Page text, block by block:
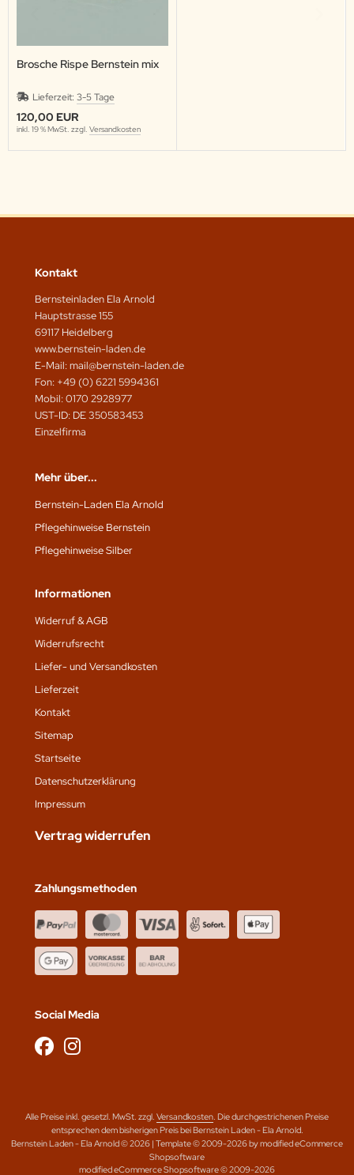
Brosche Rispe Bernstein mix
Lieferzeit: 3-5 Tage
120,00 EUR
inkl. 19 % MwSt. zzgl. Versandkosten
Kontakt
Bernsteinladen Ela Arnold
Hauptstrasse 155
69117 Heidelberg
www.bernstein-laden.de
E-Mail: mail@bernstein-laden.de
Fon: +49 (0) 6221 5994361
Mobil: 0170 2928977
UST-ID: DE 350583453
Einzelfirma
Mehr über...
Bernstein-Laden Ela Arnold
Pflegehinweise Bernstein
Pflegehinweise Silber
Informationen
Widerruf & AGB
Widerrufsrecht
Liefer- und Versandkosten
Lieferzeit
Kontakt
Sitemap
Startseite
Datenschutz­erklärung
Impressum
Vertrag widerrufen
Zahlungsmethoden
Social Media
Alle Preise inkl. gesetzl. MwSt. zzgl. Versandkosten. Die durchgestrichenen Preise
entsprechen dem bisherigen Preis bei Bernstein Laden - Ela Arnold.
Bernstein Laden - Ela Arnold © 2026 | Template © 2009-2026 by modified eCommerce
Shopsoftware
modified eCommerce Shopsoftware © 2009-2026